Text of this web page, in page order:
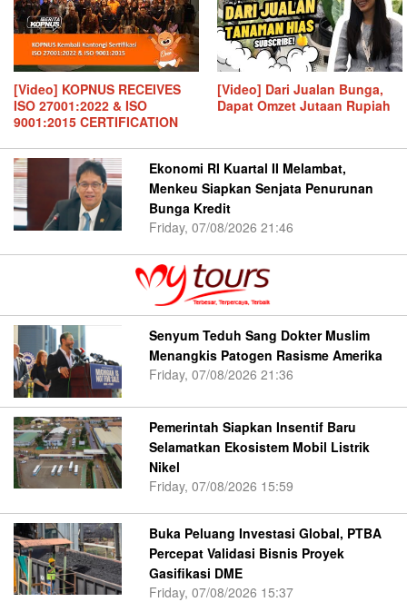
[Video] KOPNUS RECEIVES
ISO 27001:2022 & ISO
9001:2015 CERTIFICATION
[Video] Dari Jualan Bunga,
Dapat Omzet Jutaan Rupiah
Ekonomi RI Kuartal II Melambat,
Menkeu Siapkan Senjata Penurunan
Bunga Kredit
Friday, 07/08/2026 21:46
Senyum Teduh Sang Dokter Muslim
Menangkis Patogen Rasisme Amerika
Friday, 07/08/2026 21:36
Pemerintah Siapkan Insentif Baru
Selamatkan Ekosistem Mobil Listrik
Nikel
Friday, 07/08/2026 15:59
Buka Peluang Investasi Global, PTBA
Percepat Validasi Bisnis Proyek
Gasifikasi DME
Friday, 07/08/2026 15:37